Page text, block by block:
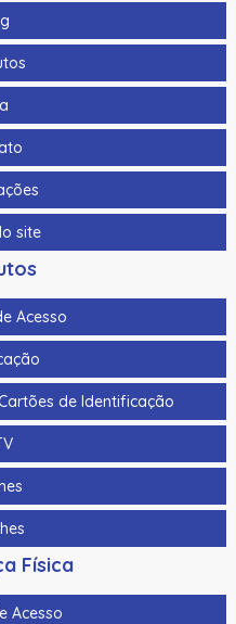
site
Acesso
de Identificação
Física
Acesso